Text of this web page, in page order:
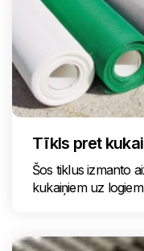
Tīkls pret
Šos tiklus izmanto
kukaiņiem uz